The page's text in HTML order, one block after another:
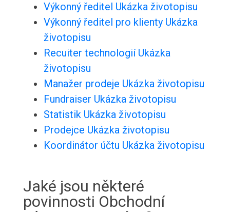
Výkonný ředitel Ukázka životopisu
Výkonný ředitel pro klienty Ukázka
životopisu
Recuiter technologií Ukázka
životopisu
Manažer prodeje Ukázka životopisu
Fundraiser Ukázka životopisu
Statistik Ukázka životopisu
Prodejce Ukázka životopisu
Koordinátor účtu Ukázka životopisu
Jaké jsou některé
povinnosti Obchodní